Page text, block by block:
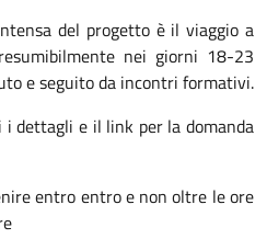
del progetto è il viaggio a
nei giorni 18-23
e seguito da incontri formativi.
dettagli e il link per la domanda
entro entro e non oltre le ore